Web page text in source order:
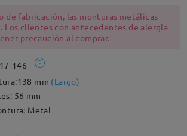
de fabricación, las monturas metálicas
Los clientes con antecedentes de alergia
precaución al comprar.
146
138 mm (Largo)
56 mm
Metal